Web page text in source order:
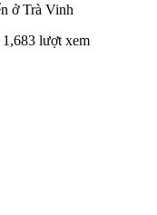
ở Trà Vinh
1,683 lượt xem